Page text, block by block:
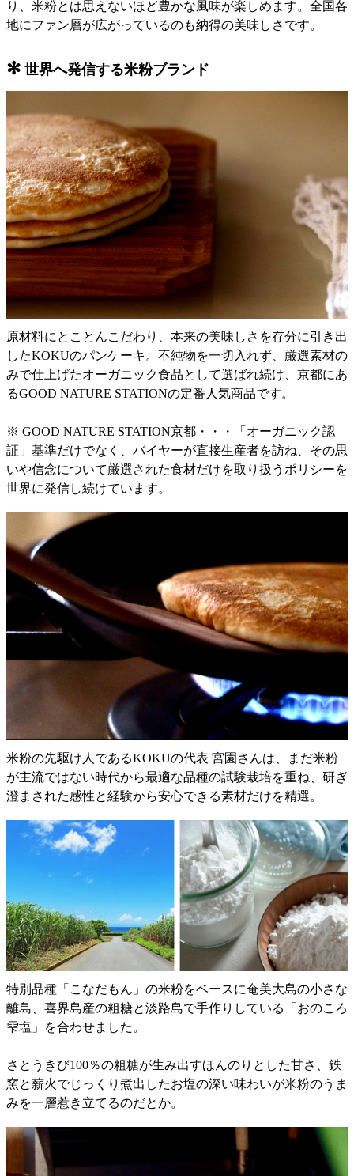
り、米粉とは思えないほど豊かな風味が楽しめます。全国各
地にファン層が広がっているのも納得の美味しさです。
✻ 世界へ発信する米粉ブランド
原材料にとことんこだわり、本来の美味しさを存分に引き出
したKOKUのパンケーキ。不純物を一切入れず、厳選素材の
みで仕上げたオーガニック食品として選ばれ続け、京都にあ
るGOOD NATURE STATIONの定番人気商品です。
※ GOOD NATURE STATION京都・・・「オーガニック認
証」基準だけでなく、バイヤーが直接生産者を訪ね、その思
いや信念について厳選された食材だけを取り扱うポリシーを
世界に発信し続けています。
米粉の先駆け人であるKOKUの代表 宮園さんは、まだ米粉
が主流ではない時代から最適な品種の試験栽培を重ね、研ぎ
澄まされた感性と経験から安心できる素材だけを精選。
特別品種「こなだもん」の米粉をベースに奄美大島の小さな
離島、喜界島産の粗糖と淡路島で手作りしている「おのころ
雫塩」を合わせました。
さとうきび100％の粗糖が生み出すほんのりとした甘さ、鉄
窯と薪火でじっくり煮出したお塩の深い味わいが米粉のうま
みを一層惹き立てるのだとか。